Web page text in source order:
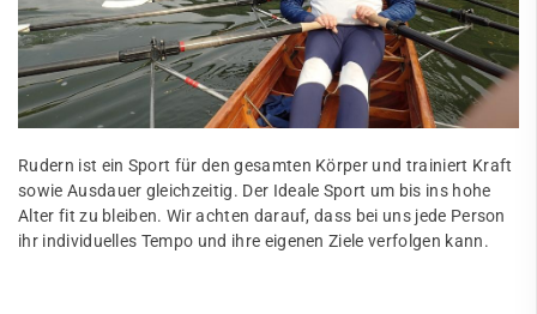
Rudern ist ein Sport für den gesamten Körper und trainiert Kraft
sowie Ausdauer gleichzeitig. Der Ideale Sport um bis ins hohe
Alter fit zu bleiben. Wir achten darauf, dass bei uns jede Person
ihr individuelles Tempo und ihre eigenen Ziele verfolgen kann.